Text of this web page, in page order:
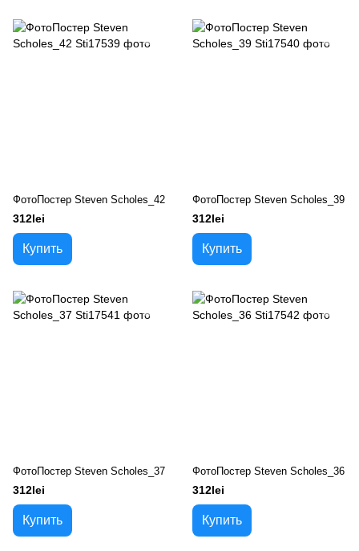
ФотоПостер Steven Scholes_42
312lei
Купить
ФотоПостер Steven Scholes_39
312lei
Купить
ФотоПостер Steven Scholes_37
312lei
Купить
ФотоПостер Steven Scholes_36
312lei
Купить